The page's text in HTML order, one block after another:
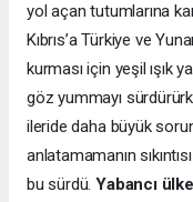
yol açan tutumlarına
Kıbrıs’a Türkiye ve
kurması için yeşil ışık
göz yummayı
ileride daha büyük
anlatamamanın
bu sürdü.Yabancı